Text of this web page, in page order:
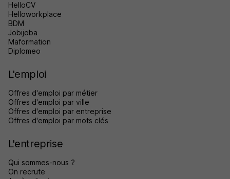
HelloCV
Helloworkplace
BDM
Jobijoba
Maformation
Diplomeo
L'emploi
Offres d'emploi par métier
Offres d'emploi par ville
Offres d'emploi par entreprise
Offres d'emploi par mots clés
L'entreprise
Qui sommes-nous ?
On recrute